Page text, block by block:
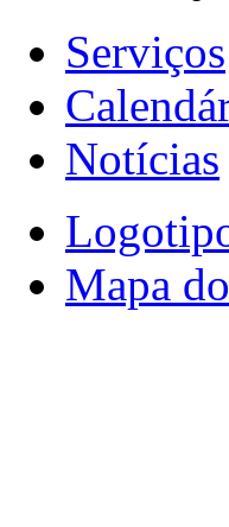
Serviços
Notícias
Mapa